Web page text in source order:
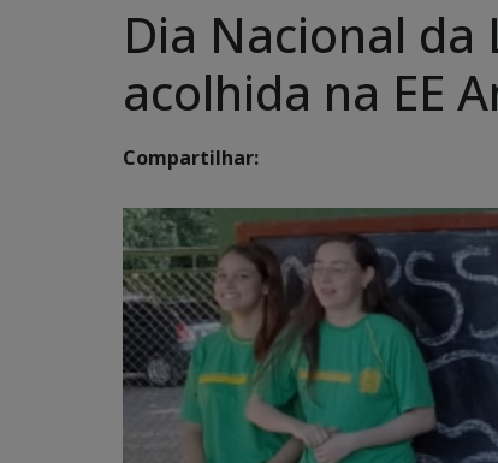
Dia Nacional
acolhida na EE
Compartilhar: